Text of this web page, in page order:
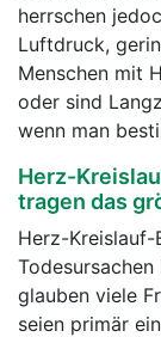
herrschen
Luftdruck,
Menschen mit
oder sind
wenn man
Herz-
tragen das
Herz-Kreislauf-
glauben viele
seien primär